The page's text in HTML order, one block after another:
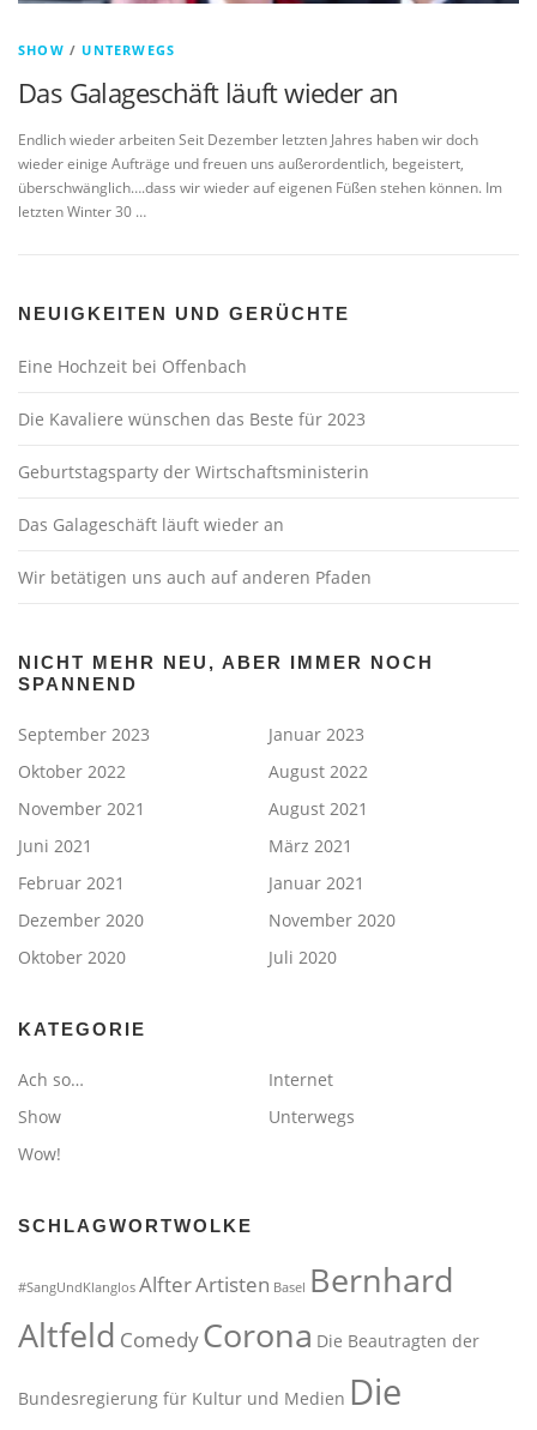
SHOW / UNTERWEGS
Das Galageschäft läuft wieder an
Endlich wieder arbeiten Seit Dezember letzten Jahres haben wir doch
wieder einige Aufträge und freuen uns außerordentlich, begeistert,
überschwänglich….dass wir wieder auf eigenen Füßen stehen können. Im
letzten Winter 30 …
NEUIGKEITEN UND GERÜCHTE
Eine Hochzeit bei Offenbach
Die Kavaliere wünschen das Beste für 2023
Geburtstagsparty der Wirtschaftsministerin
Das Galageschäft läuft wieder an
Wir betätigen uns auch auf anderen Pfaden
NICHT MEHR NEU, ABER IMMER NOCH
SPANNEND
September 2023
Januar 2023
Oktober 2022
August 2022
November 2021
August 2021
Juni 2021
März 2021
Februar 2021
Januar 2021
Dezember 2020
November 2020
Oktober 2020
Juli 2020
KATEGORIE
Ach so…
Internet
Show
Unterwegs
Wow!
SCHLAGWORTWOLKE
#SangUndKlanglos AlfterArtisten Basel Bernhard
Altfeld ComedyCorona Die Beautragten der
Bundesregierung für Kultur und Medien Die